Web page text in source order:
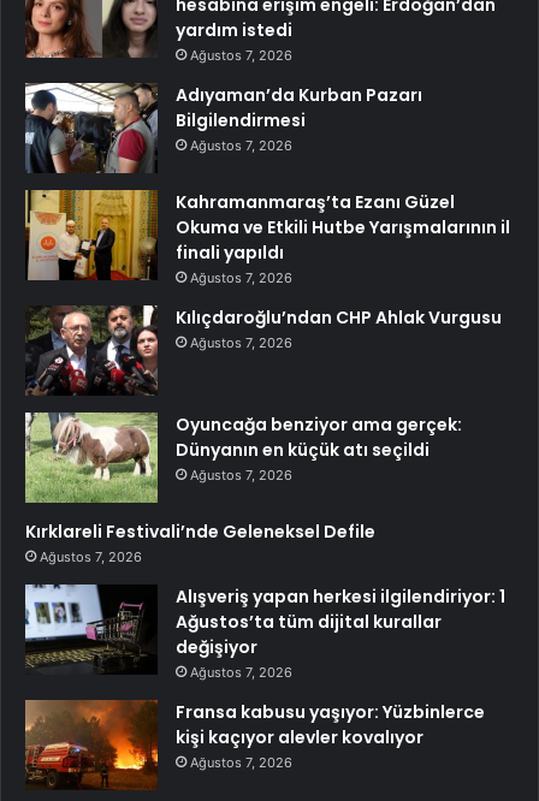
hesabına erişim engeli: Erdoğan’dan
yardım istedi
Ağustos 7, 2026
Adıyaman’da Kurban Pazarı
Bilgilendirmesi
Ağustos 7, 2026
Kahramanmaraş’ta Ezanı Güzel
Okuma ve Etkili Hutbe Yarışmalarının il
finali yapıldı
Ağustos 7, 2026
Kılıçdaroğlu’ndan CHP Ahlak Vurgusu
Ağustos 7, 2026
Oyuncağa benziyor ama gerçek:
Dünyanın en küçük atı seçildi
Ağustos 7, 2026
Kırklareli Festivali’nde Geleneksel Defile
Ağustos 7, 2026
Alışveriş yapan herkesi ilgilendiriyor: 1
Ağustos’ta tüm dijital kurallar
değişiyor
Ağustos 7, 2026
Fransa kabusu yaşıyor: Yüzbinlerce
kişi kaçıyor alevler kovalıyor
Ağustos 7, 2026